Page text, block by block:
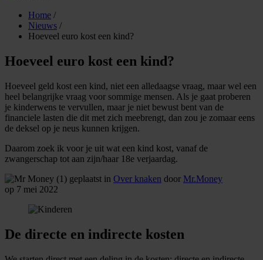
Home /
Nieuws /
Hoeveel euro kost een kind?
Hoeveel euro kost een kind?
Hoeveel geld kost een kind, niet een alledaagse vraag, maar wel een
heel belangrijke vraag voor sommige mensen. Als je gaat proberen
je kinderwens te vervullen, maar je niet bewust bent van de
financiele lasten die dit met zich meebrengt, dan zou je zomaar eens
de deksel op je neus kunnen krijgen.
Daarom zoek ik voor je uit wat een kind kost, vanaf de
zwangerschap tot aan zijn/haar 18e verjaardag.
geplaatst in Over knaken door Mr.Money
op 7 mei 2022
De directe en indirecte kosten